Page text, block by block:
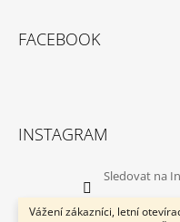
Vážení zákazníci, letní
FACEBOOK
INSTAGRAM
Sledovat na